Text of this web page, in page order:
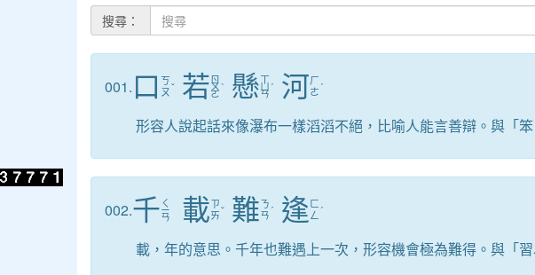
搜尋：
001. 口 ㄎ
ㄡˇ 若 ㄖ
ㄨ
ㄛ
ˋ 懸ㄒ
ㄩ
ㄢ
ˊ 河ㄏ
ㄜ ˊ
形容人說起話來像瀑布一樣滔滔不絕，比喻人能言善辯。與「
002.千 ㄑ
ㄧ
ㄢ 載ㄗ
ㄞˇ 難ㄋ
ㄢ ˊ 逢 ㄈ
ㄥ ˊ
載，年的意思。千年也難遇上一次，形容機會極為難得。與「